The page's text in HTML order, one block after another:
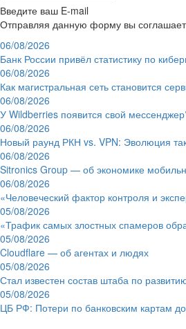
Введите ваш E-mail
Отправляя данную форму вы
06/08/2026
Банк России привёл статистику по
06/08/2026
Как магистральная сеть становится
06/08/2026
У Wildberries появится свой
06/08/2026
Новый раунд РКН vs. VPN: Эволюция
06/08/2026
Sitronics Group — об экономике
06/08/2026
«Человеческий фактор контроля и
05/08/2026
«Трафик самых злостных спамеров
05/08/2026
Cloudflare — об агентах и людях
05/08/2026
Стал известен состав штаба по
05/08/2026
ЦБ РФ: Потери по банковским картам